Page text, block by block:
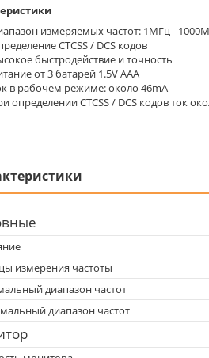
измеряемых частот: 1МГц -
CTCSS / DCS кодов
быстродействие и точность
от 3 батарей 1.5V AAA
в рабочем режиме: около 46mA
определении CTCSS / DCS кодов ток
измерения частоты
диапазон частот
диапазон частот